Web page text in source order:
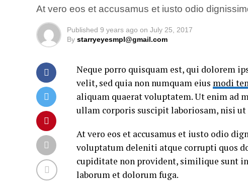
At vero eos et accusamus et iusto odio
Published 9 years ago on July 25, 2017
By starryeyesmpl@gmail.com
Neque porro quisquam est, qui dolorem
velit, sed quia non numquam eius modi
aliquam quaerat voluptatem. Ut enim ad
ullam corporis suscipit laboriosam, nisi
At vero eos et accusamus et iusto odio
voluptatum deleniti atque corrupti quos
cupiditate non provident, similique sunt
laborum et dolorum fuga.